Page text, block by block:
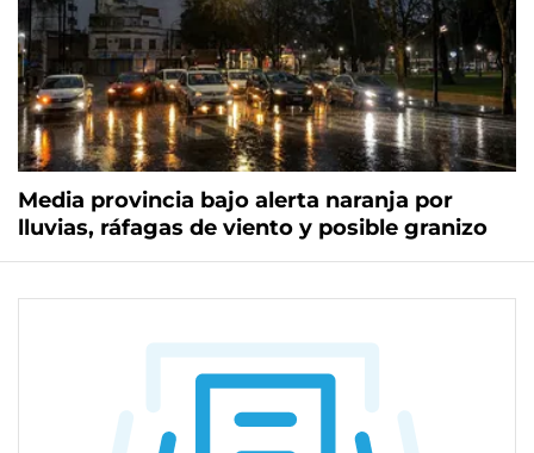
Media provincia bajo alerta naranja por
lluvias, ráfagas de viento y posible granizo